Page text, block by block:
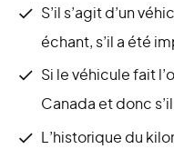
S’il s’agit d’un
échant, s’il a été
Si le véhicule fait
Canada et donc
L’historique du